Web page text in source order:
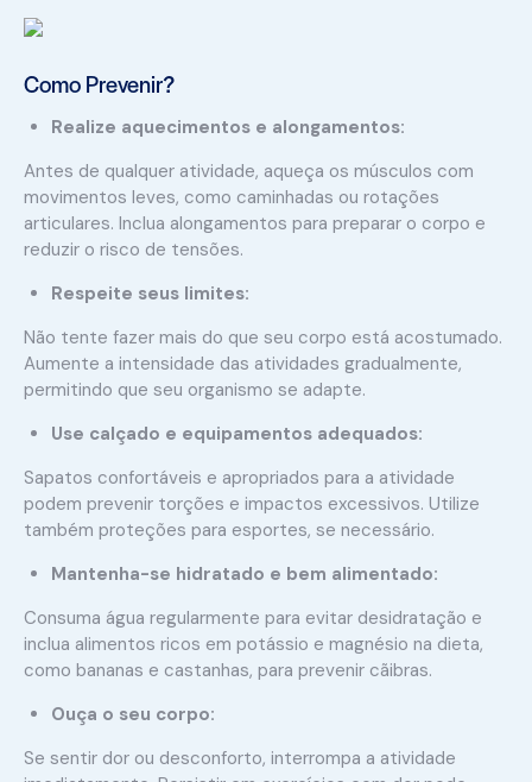
Como Prevenir?
Realize aquecimentos e alongamentos:
Antes de qualquer atividade, aqueça os músculos com
movimentos leves, como caminhadas ou rotações
articulares. Inclua alongamentos para preparar o corpo e
reduzir o risco de tensões.
Respeite seus limites:
Não tente fazer mais do que seu corpo está acostumado.
Aumente a intensidade das atividades gradualmente,
permitindo que seu organismo se adapte.
Use calçado e equipamentos adequados:
Sapatos confortáveis e apropriados para a atividade
podem prevenir torções e impactos excessivos. Utilize
também proteções para esportes, se necessário.
Mantenha-se hidratado e bem alimentado:
Consuma água regularmente para evitar desidratação e
inclua alimentos ricos em potássio e magnésio na dieta,
como bananas e castanhas, para prevenir cãibras.
Ouça o seu corpo:
Se sentir dor ou desconforto, interrompa a atividade